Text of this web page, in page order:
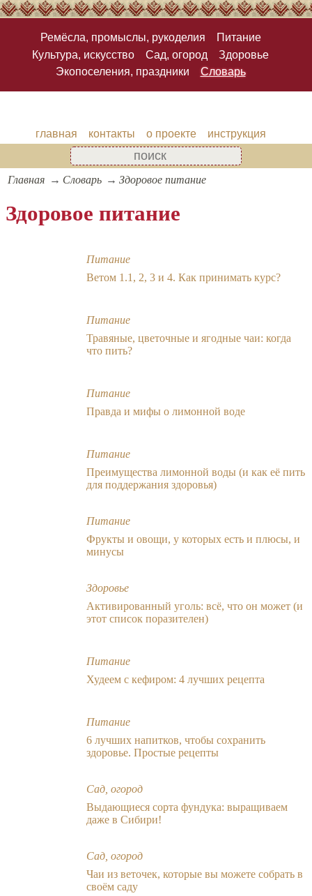
Ремёсла, промыслы, рукоделия
Питание
Культура, искусство
Сад, огород
Здоровье
Экопоселения, праздники
Словарь
главная контакты о проекте инструкция
Главная Словарь Здоровое питание
Здоровое питание
Питание
Ветом 1.1, 2, 3 и 4. Как принимать курс?
Питание
Травяные, цветочные и ягодные чаи: когда
что пить?
Питание
Правда и мифы о лимонной воде
Питание
Преимущества лимонной воды (и как её пить
для поддержания здоровья)
Питание
Фрукты и овощи, у которых есть и плюсы, и
минусы
Здоровье
Активированный уголь: всё, что он может (и
этот список поразителен)
Питание
Худеем с кефиром: 4 лучших рецепта
Питание
6 лучших напитков, чтобы сохранить
здоровье. Простые рецепты
Сад, огород
Выдающиеся сорта фундука: выращиваем
даже в Сибири!
Сад, огород
Чаи из веточек, которые вы можете собрать в
своём саду